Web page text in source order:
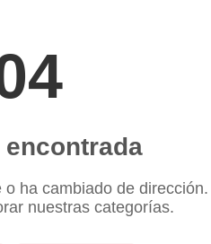
encontrada
ha cambiado de
nuestras categorías.